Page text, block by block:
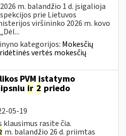
m. balandžio 1 d. įsigalioja
prie Lietuvos
viršininko 2026 m. kovo
kategorijos: Mokesčių
vertės mokesčių
PVM įstatymo
ir 2 priedo
05-19
klausimus rasite čia.
m. balandžio 26 d. priimtas